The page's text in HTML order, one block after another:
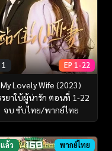
1 EP 1-22
My Lovely Wife (2023)
ยาใบ้ผู้น่ารัก ตอนที่ 1-22
จบ ซับไทย/พากย์ไทย
ล้ว พากย์ไทย